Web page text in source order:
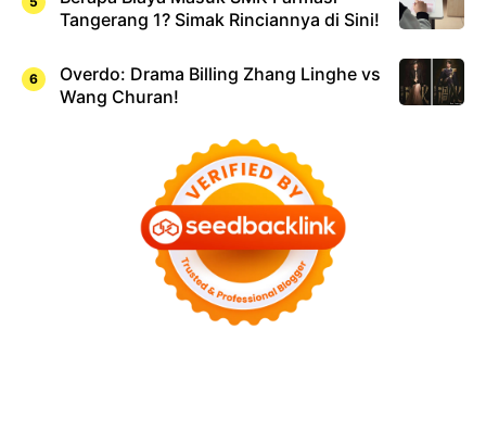
Tangerang 1? Simak Rinciannya di Sini!
Overdo: Drama Billing Zhang Linghe vs
Wang Churan!